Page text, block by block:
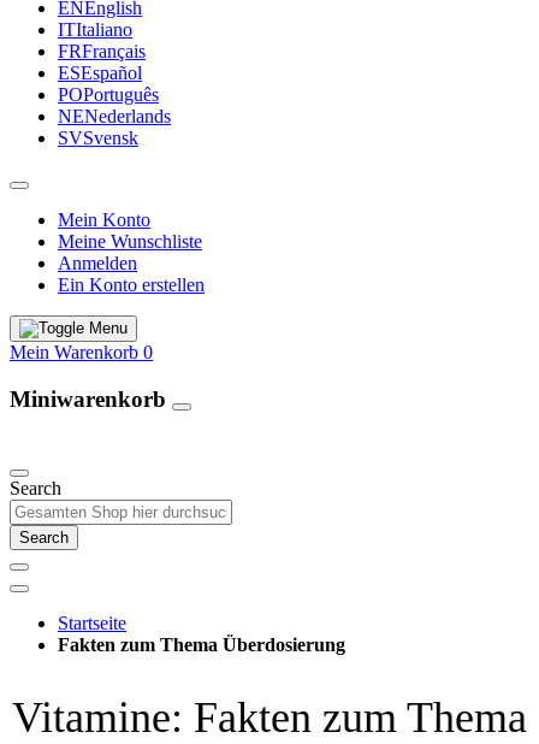
ENEnglish
ITItaliano
FRFrançais
ESEspañol
POPortuguês
NENederlands
SVSvensk
Mein Konto
Meine Wunschliste
Anmelden
Ein Konto erstellen
Mein Warenkorb 0
Miniwarenkorb
Search
Search
Startseite
Fakten zum Thema Überdosierung
Vitamine: Fakten zum Thema